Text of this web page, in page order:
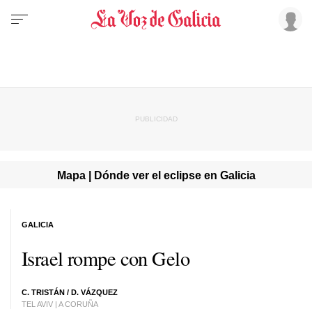
Mapa | Dónde ver el eclipse en Galicia
Israel rompe con Gelo
C. TRISTÁN / D. VÁZQUEZ
TEL AVIV | A CORUÑA
GALICIA